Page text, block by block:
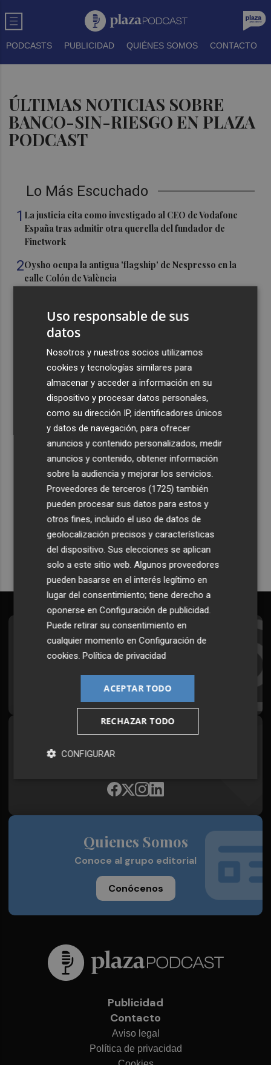
PODCASTS PUBLICIDAD QUIÉNES SOMOS CONTACTO
ÚLTIMAS NOTICIAS SOBRE
BANCO-SIN-RIESGO EN PLAZA
PODCAST
Lo Más Escuchado
1 La justicia cita como investigado al CEO de Vodafone
España tras admitir otra querella del fundador de
Finetwork
2Oysho ocupa la antigua 'flagship' de Nespresso en la
calle Colón de València
la atención al nacimiento
El proyecto 'Gramola' evalúa estrategias sostenibles
para reducir las alteraciones internas de la granada
mollar de Elche
El talento murciano conquista Cimeria: Dagnino ilustra
'Aguas peligrosas' de Conan el Bárbaro
Recibe toda la actualidad de
Plaza Podcast en tu correo
Quiero suscribirme
Suscríbete al Boletín
Todos los días a primera hora en tu email
¡Quiero suscribirme!
Síguenos en redes
Plaza Podcast, desde cualquier medio
Quienes Somos
Conoce al grupo editorial
Conócenos
Publicidad
Contacto
Aviso legal
Política de privacidad
Cookies
Uso responsable de sus
datos
Nosotros y nuestros socios utilizamos
cookies y tecnologías similares para
almacenar y acceder a información en su
dispositivo y procesar datos personales,
como su dirección IP, identificadores únicos
y datos de navegación, para ofrecer
anuncios y contenido personalizados, medir
anuncios y contenido, obtener información
sobre la audiencia y mejorar los servicios.
Proveedores de terceros (1725) también
pueden procesar sus datos para estos y
otros fines, incluido el uso de datos de
geolocalización precisos y características
del dispositivo. Sus elecciones se aplican
solo a este sitio web. Algunos proveedores
pueden basarse en el interés legítimo en
lugar del consentimiento; tiene derecho a
oponerse enConfiguración de publicidad.
Puede retirar su consentimiento en
cualquier momento enConfiguración de
cookies.Política de privacidad
ACEPTAR TODO
RECHAZAR TODO
CONFIGURAR